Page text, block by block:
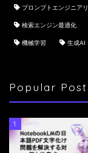
プロンプトエンジニア
検索エンジン最適化
機械学習 生成AI
Popular Post
1